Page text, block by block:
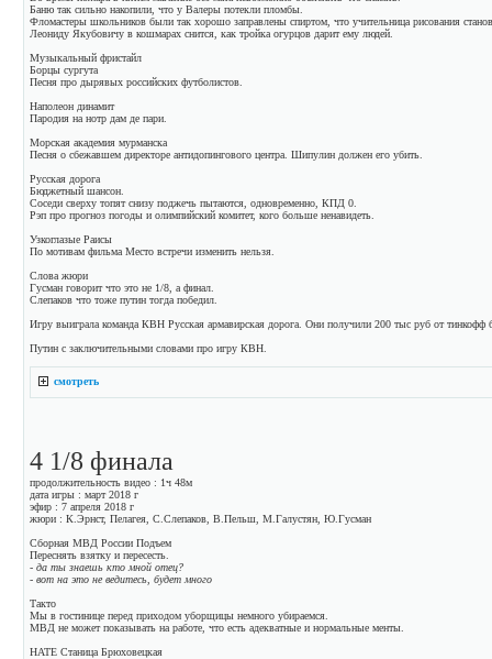
Баню так сильно накопили, что у Валеры потекли пломбы.
Фломастеры школьников были так хорошо заправлены спиртом, что учительница рисования
Леониду Якубовичу в кошмарах снится, как тройка огурцов дарит ему людей.
Музыкальный фристайл
Борцы сургута
Песня про дырявых российских футболистов.
Наполеон динамит
Пародия на нотр дам де пари.
Морская академия мурманска
Песня о сбежавшем директоре антидопингового центра. Шипулин должен его убить.
Русская дорога
Бюджетный шансон.
Соседи сверху топят снизу поджечь пытаются, одновременно, КПД 0.
Рэп про прогноз погоды и олимпийский комитет, кого больше ненавидеть.
Узкоглазые Раисы
По мотивам фильма Место встречи изменить нельзя.
Слова жюри
Гусман говорит что это не 1/8, а финал.
Слепаков что тоже путин тогда победил.
Игру выиграла команда КВН Русская армавирская дорога. Они получили 200 тыс руб от тинкофф
Путин с заключительными словами про игру КВН.
смотреть
4 1/8 финала
продолжительность видео : 1ч 48м
дата игры : март 2018 г
эфир : 7 апреля 2018 г
жюри : К.Эрнст, Пелагея, С.Слепаков, В.Пельш, М.Галустян, Ю.Гусман
Сборная МВД России Подъем
Переснять взятку и пересесть.
- да ты знаешь кто мной отец?
- вот на это не ведитесь, будет много
Такто
Мы в гостинице перед приходом уборщицы немного убираемся.
МВД не может показывать на работе, что есть адекватные и нормальные менты.
НАТЕ Станица Брюховецкая